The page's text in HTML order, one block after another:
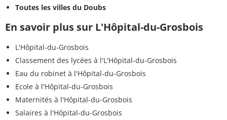
Toutes les villes du Doubs
En savoir plus sur L'Hôpital-du-Grosbois
L'Hôpital-du-Grosbois
Classement des lycées à l'L'Hôpital-du-Grosbois
Eau du robinet à l'Hôpital-du-Grosbois
Ecole à l'Hôpital-du-Grosbois
Maternités à l'Hôpital-du-Grosbois
Salaires à l'Hôpital-du-Grosbois